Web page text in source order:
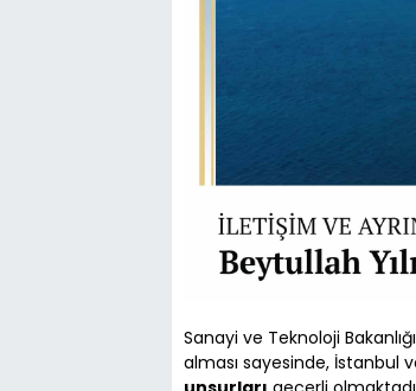
Sanayi ve Teknoloji
alması sayesinde, İstanbul